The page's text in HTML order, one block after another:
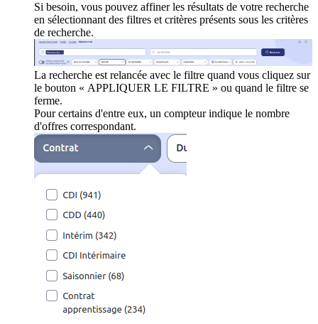
Si besoin, vous pouvez affiner les résultats de votre recherche
en sélectionnant des filtres et critères présents sous les critères
de recherche.
La recherche est relancée avec le filtre quand vous cliquez sur
le bouton « APPLIQUER LE FILTRE » ou quand le filtre se
ferme.
Pour certains d'entre eux, un compteur indique le nombre
d'offres correspondant.